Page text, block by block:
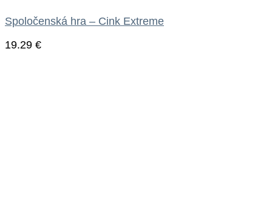
Spoločenská hra – Cink Extreme
19.29 €